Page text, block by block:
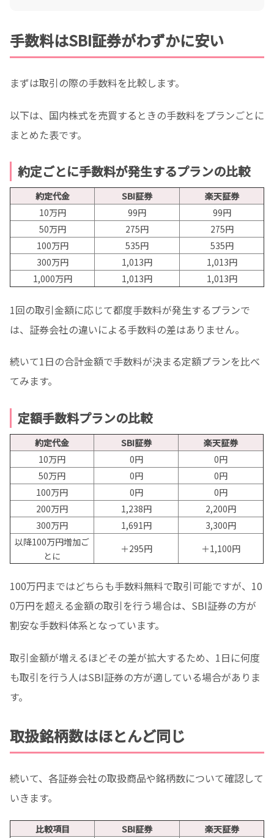
手数料はSBI証券がわずかに安い
まずは取引の際の手数料を比較します。
以下は、国内株式を売買するときの手数料をプランごとに
まとめた表です。
約定ごとに手数料が発生するプランの比較
約定代金 SBI証券
楽天証券
10万円
99円
99円
50万円
275円
275円
100万円
535円
535円
300万円
1,013円
1,013円
1,000万円
1,013円 1,013円
1回の取引金額に応じて都度手数料が発生するプランで
は、証券会社の違いによる手数料の差はありません。
続いて1日の合計金額で手数料が決まる定額プランを比べ
てみます。
定額手数料プランの比較
約定代金 SBI証券
楽天証券
10万円
0円
0円
50万円
0円
0円
100万円
0円
0円
200万円
1,238円
2,200円
300万円
1,691円
3,300円
以降100万円増加ご
とに
＋295円 ＋1,100円
100万円まではどちらも手数料無料で取引可能ですが、10
0万円を超える金額の取引を行う場合は、SBI証券の方が
割安な手数料体系となっています。
取引金額が増えるほどその差が拡大するため、1日に何度
も取引を行う人はSBI証券の方が適している場合がありま
す。
取扱銘柄数はほとんど同じ
続いて、各証券会社の取扱商品や銘柄数について確認して
いきます。
比較項目 SBI証券 楽天証券